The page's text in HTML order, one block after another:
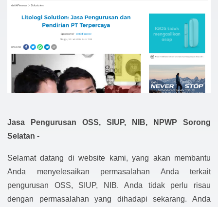
Jasa Pengurusan OSS, SIUP, NIB, NPWP Sorong
Selatan -
Selamat datang di website kami, yang akan membantu
Anda menyelesaikan permasalahan Anda terkait
pengurusan OSS, SIUP, NIB. Anda tidak perlu risau
dengan permasalahan yang dihadapi sekarang. Anda